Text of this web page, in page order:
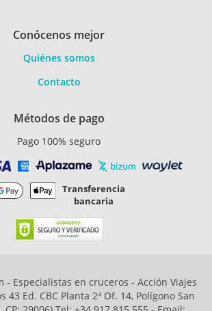
Conócenos mejor
Quiénes somos
Contacto
Métodos de pago
Pago 100% seguro
Transferencia
bancaria
- Especialistas en cruceros - Acción Viajes
43 Ed. CBC Planta 2ª Of. 14, Polígono San